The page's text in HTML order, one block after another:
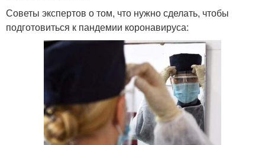
Советы экспертов о том, что нужно сделать, чтобы
подготовиться к пандемии коронавируса: